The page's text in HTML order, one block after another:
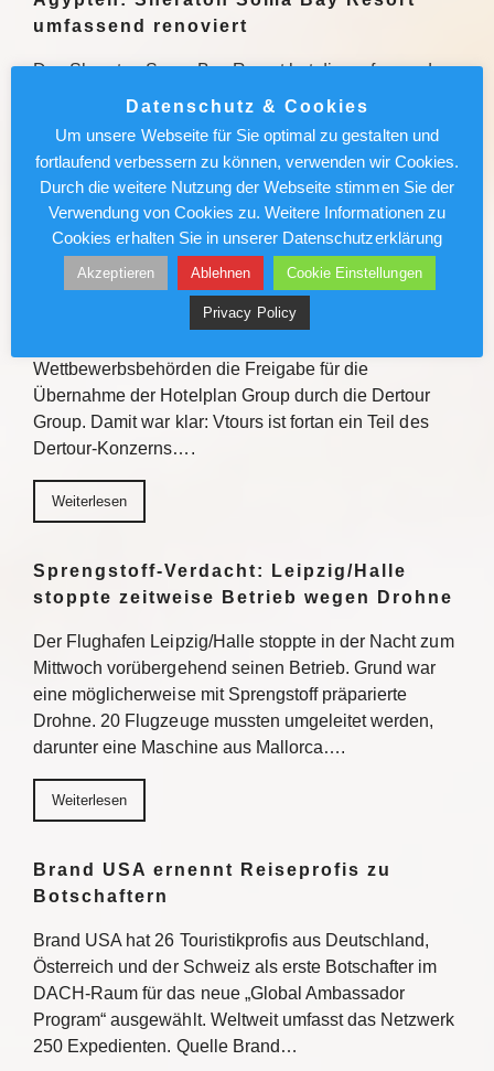
umfassend renoviert
Das Sheraton Soma Bay Resort hat die umfassende
Modernisierung abgeschlossen. Alle 326 Zimmer
Hauses in Ägypten wurden neu gestaltet. Quelle Das
Sheraton Soma Bay Resort hat…
Weiterlesen
Vtours: IT-Wechsel kommt voran
Wettbewerbsbehörden die Freigabe für die
Übernahme der Hotelplan Group durch die Dertour
Group. Damit war klar: Vtours ist fortan ein Teil des
Dertour-Konzerns….
Weiterlesen
Sprengstoff-Verdacht: Leipzig/Halle
stoppte zeitweise Betrieb wegen Drohne
Der Flughafen Leipzig/Halle stoppte in der Nacht zum
Mittwoch vorübergehend seinen Betrieb. Grund war
eine möglicherweise mit Sprengstoff präparierte
Drohne. 20 Flugzeuge mussten umgeleitet werden,
darunter eine Maschine aus Mallorca….
Weiterlesen
Brand USA ernennt Reiseprofis zu
Botschaftern
Brand USA hat 26 Touristikprofis aus Deutschland,
Österreich und der Schweiz als erste Botschafter im
DACH-Raum für das neue „Global Ambassador
Program“ ausgewählt. Weltweit umfasst das Netzwerk
250 Expedienten. Quelle Brand…
Datenschutz & Cookies
Um unsere Webseite für Sie optimal zu gestalten und
fortlaufend verbessern zu können, verwenden wir Cookies.
Durch die weitere Nutzung der Webseite stimmen Sie der
Verwendung von Cookies zu. Weitere Informationen zu
Cookies erhalten Sie in unserer Datenschutzerklärung
Akzeptieren Ablehnen Cookie Einstellungen
Privacy Policy